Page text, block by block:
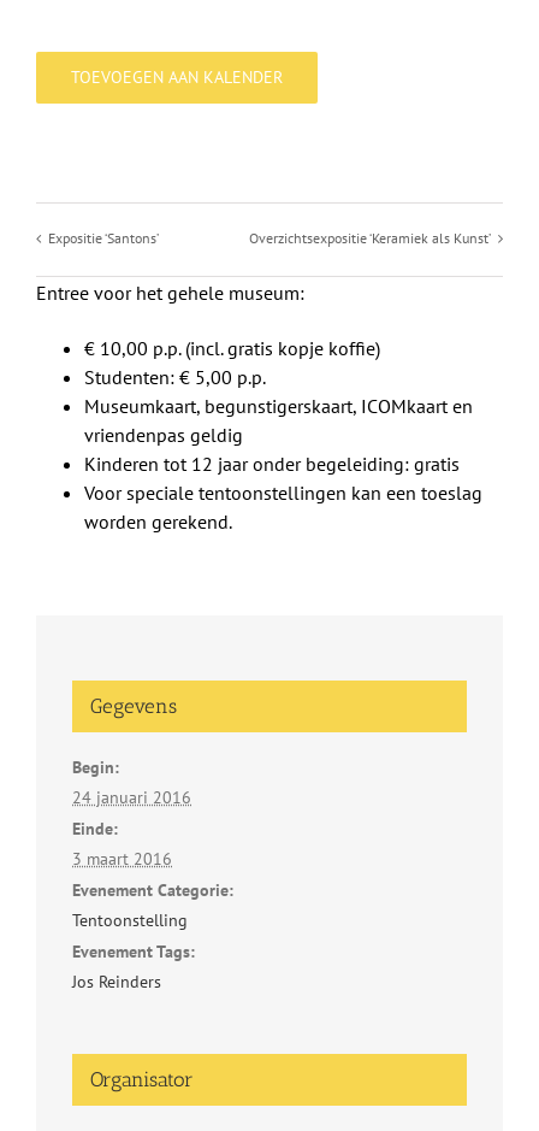
TOEVOEGEN AAN KALENDER
Expositie ‘Santons’ Overzichtsexpositie ‘Keramiek als Kunst’
Entree voor het gehele museum:
€ 10,00 p.p. (incl. gratis kopje koffie)
Studenten: € 5,00 p.p.
Museumkaart, begunstigerskaart, ICOMkaart en
vriendenpas geldig
Kinderen tot 12 jaar onder begeleiding: gratis
Voor speciale tentoonstellingen kan een toeslag
worden gerekend.
Gegevens
Begin:
24 januari 2016
Einde:
3 maart 2016
Evenement Categorie:
Tentoonstelling
Evenement Tags:
Jos Reinders
Organisator